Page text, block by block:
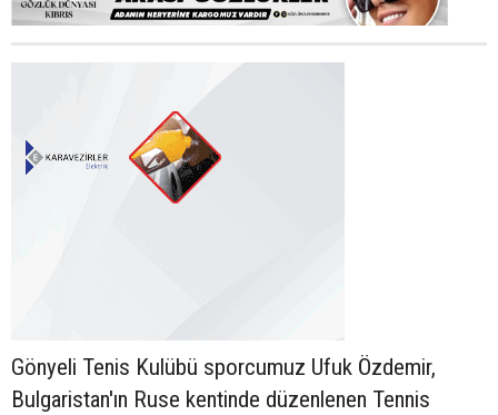
Gönyeli Tenis Kulübü sporcumuz Ufuk Özdemir,
Bulgaristan'ın Ruse kentinde düzenlenen Tennis